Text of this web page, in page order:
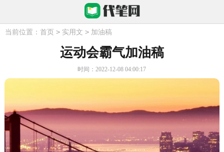
当前位置： 首页 > 实用文 > 加油稿
运动会霸气加油稿
时间：2022-12-08 04:00:17